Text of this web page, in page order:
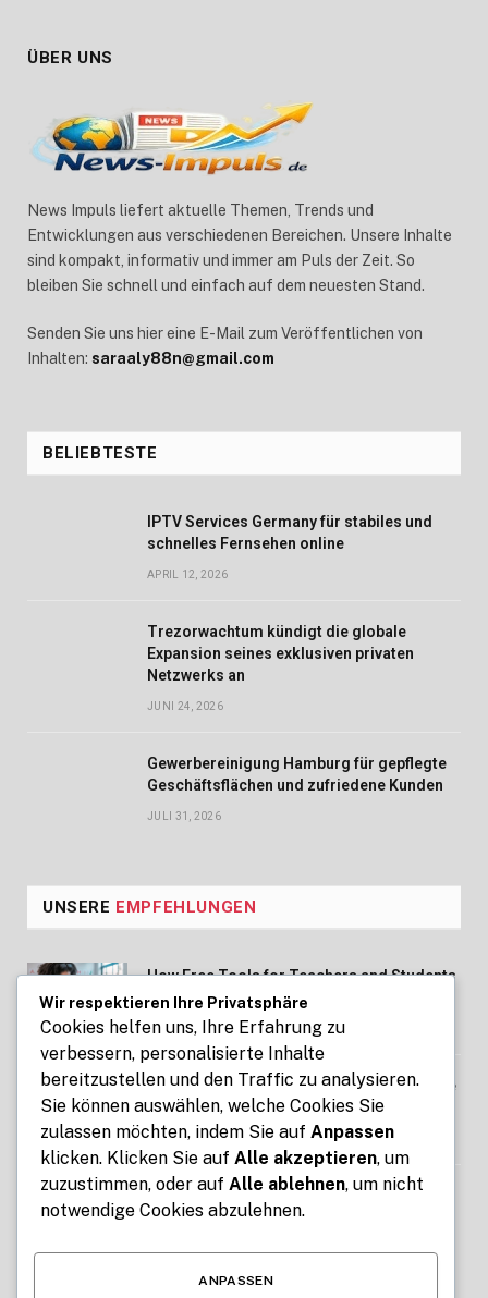
ÜBER UNS
News Impuls liefert aktuelle Themen, Trends und
Entwicklungen aus verschiedenen Bereichen. Unsere Inhalte
sind kompakt, informativ und immer am Puls der Zeit. So
bleiben Sie schnell und einfach auf dem neuesten Stand.
Senden Sie uns hier eine E-Mail zum Veröffentlichen von
Inhalten: saraaly88n@gmail.com
BELIEBTESTE
IPTV Services Germany für stabiles und
schnelles Fernsehen online
APRIL 12, 2026
Trezorwachtum kündigt die globale
Expansion seines exklusiven privaten
Netzwerks an
JUNI 24, 2026
Gewerbereinigung Hamburg für gepflegte
Geschäftsflächen und zufriedene Kunden
JULI 31, 2026
UNSERE EMPFEHLUNGEN
How Free Tools for Teachers and Students
Make Education Easier with ClassTools24
AUGUST 6, 2026
Zeitrechner für Arbeit, Reisen und Projekte
– Zeitabstände schnell ermitteln
AUGUST 3, 2026
Technologie News über Künstliche
Intelligenz Gadgets und moderne
Wir respektieren Ihre Privatsphäre
Cookies helfen uns, Ihre Erfahrung zu
verbessern, personalisierte Inhalte
bereitzustellen und den Traffic zu analysieren.
Sie können auswählen, welche Cookies Sie
zulassen möchten, indem Sie auf Anpassen
klicken. Klicken Sie auf Alle akzeptieren, um
zuzustimmen, oder auf Alle ablehnen, um nicht
notwendige Cookies abzulehnen.
ANPASSEN